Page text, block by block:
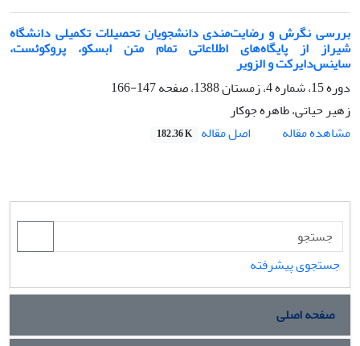
بررسی نگرش و رضایت‌مندی دانشجویان تحصیلات تکمیلی دانشگاه
شیراز از پایگاه‌های اطلاعاتی تمام متن ابسکو، پروکوئست،
ساینس‌دایرکت و الزویر
دوره 15، شماره 4، زمستان 1388، صفحه
147-166
زهیر حیاتی، طاهره جوکار
مشاهده مقاله
اصل مقاله 182.36 K
جستجوی پیشرفته
صفحه اصلی